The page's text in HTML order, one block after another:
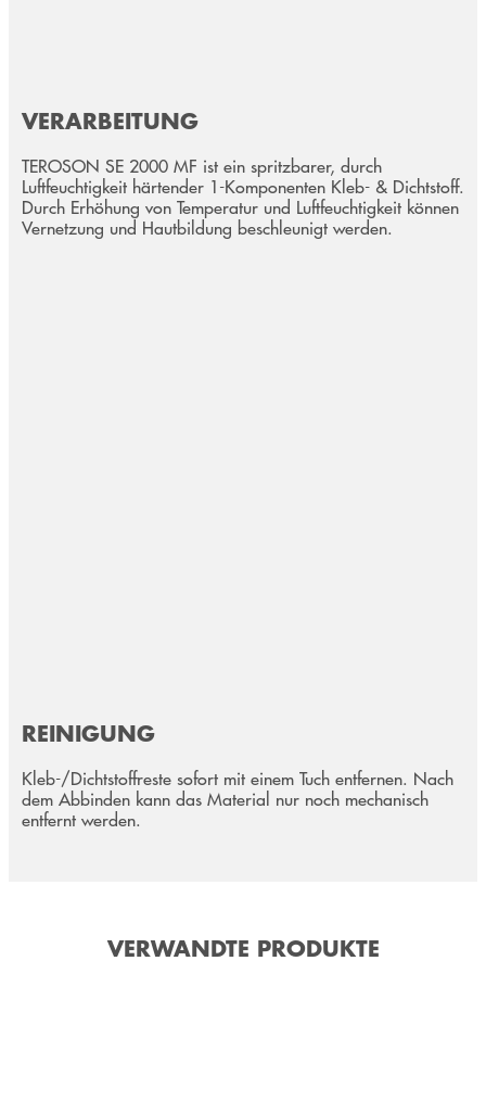
VERARBEITUNG
TEROSON SE 2000 MF ist ein spritzbarer, durch
Luftfeuchtigkeit härtender 1-Komponenten Kleb- & Dichtstoff.
Durch Erhöhung von Temperatur und Luftfeuchtigkeit können
Vernetzung und Hautbildung beschleunigt werden.
REINIGUNG
Kleb-/Dichtstoffreste sofort mit einem Tuch entfernen. Nach
dem Abbinden kann das Material nur noch mechanisch
entfernt werden.
VERWANDTE PRODUKTE